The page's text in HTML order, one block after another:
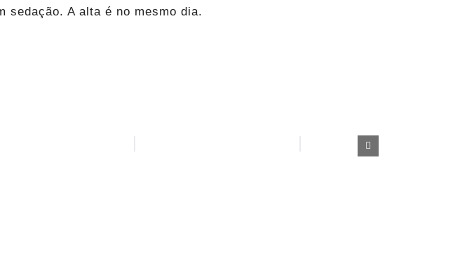
sedação. A alta é no mesmo dia.